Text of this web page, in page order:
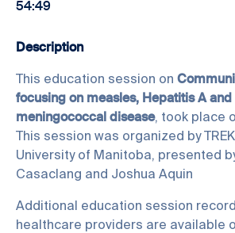
54:49
Description
This education session on
focusing on measles, Hepatitis A and
meningococcal disease, took place
This session was organized by
University of Manitoba, presented
Casaclang and Joshua Aquin
Additional education session
healthcare providers are available